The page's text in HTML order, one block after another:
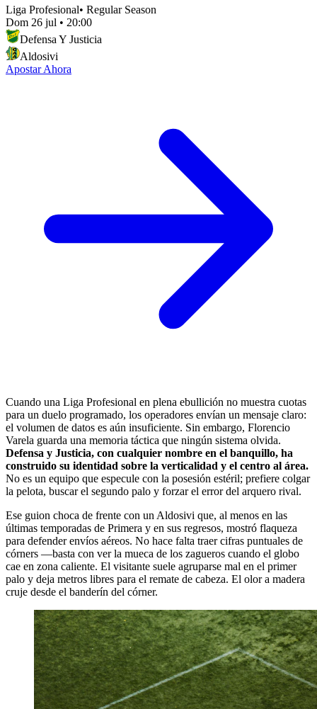
Liga Profesional• Regular Season
Dom 26 jul • 20:00
Defensa Y Justicia
Aldosivi
Apostar Ahora
Cuando una Liga Profesional en plena ebullición no muestra cuotas
para un duelo programado, los operadores envían un mensaje claro:
el volumen de datos es aún insuficiente. Sin embargo, Florencio
Varela guarda una memoria táctica que ningún sistema olvida.
Defensa y Justicia, con cualquier nombre en el banquillo, ha
construido su identidad sobre la verticalidad y el centro al área.
No es un equipo que especule con la posesión estéril; prefiere colgar
la pelota, buscar el segundo palo y forzar el error del arquero rival.
Ese guion choca de frente con un Aldosivi que, al menos en las
últimas temporadas de Primera y en sus regresos, mostró flaqueza
para defender envíos aéreos. No hace falta traer cifras puntuales de
córners —basta con ver la mueca de los zagueros cuando el globo
cae en zona caliente. El visitante suele agruparse mal en el primer
palo y deja metros libres para el remate de cabeza. El olor a madera
cruje desde el banderín del córner.